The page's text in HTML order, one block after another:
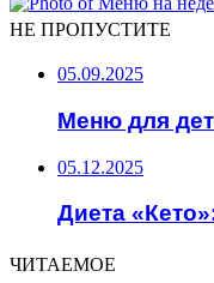
НЕ ПРОПУСТИТЕ
05.09.2025
Меню для
05.12.2025
Диета
ЧИТАЕМОЕ